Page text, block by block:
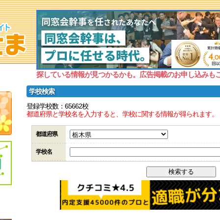
探している情報が見つかるかも。広告掲載のお申し込みも
学校検索
登録学校数：65662校
都道府県と学校名を入力すると、学校に関する情報が得られます。
都道府県
学校名